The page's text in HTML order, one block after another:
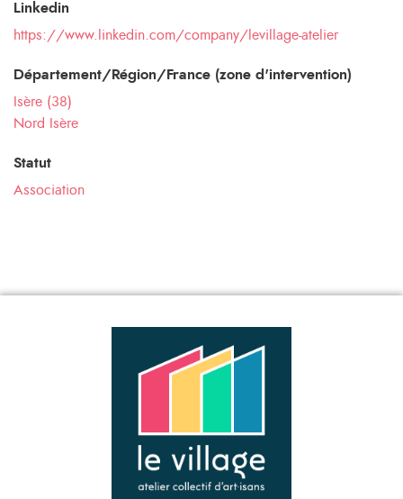
Linkedin
https://www.linkedin.com/company/levillage-atelier
Département/Région/France (zone d'intervention)
Isère (38)
Nord Isère
Statut
Association